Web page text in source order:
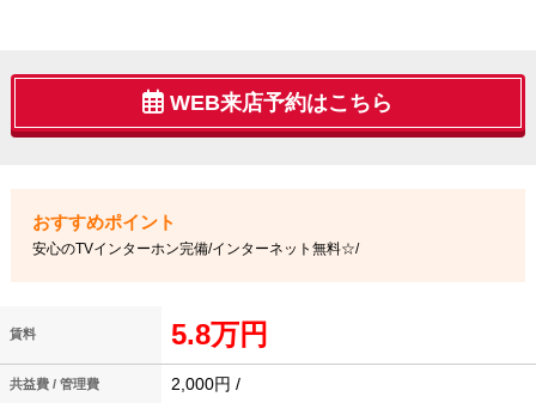
WEB来店予約はこちら
安心のTVインターホン完備/インターネット無料☆/
賃料 5.8万円
共益費 / 管理費 2,000円 /